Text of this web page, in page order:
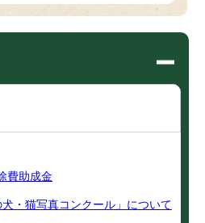
費助成金
・猫写真コンクール」について